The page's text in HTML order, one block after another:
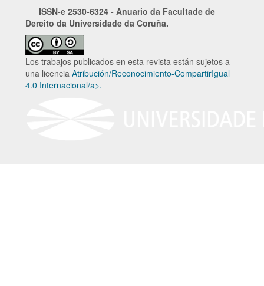
ISSN-e 2530-6324 - Anuario da Facultade de
Dereito da Universidade da Coruña.
Los trabajos publicados en esta revista están sujetos a
una licencia Atribución/Reconocimiento-CompartirIgual
4.0 Internacional/a>.